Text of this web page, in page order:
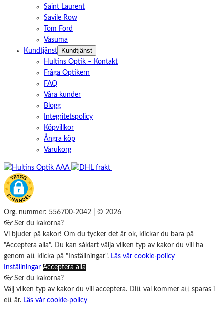
Saint Laurent
Savile Row
Tom Ford
Vasuma
Kundtjänst
Kundtjänst
Hultins Optik – Kontakt
Fråga Optikern
FAQ
Våra kunder
Blogg
Integritetspolicy
Köpvillkor
Ångra köp
Varukorg
Org. nummer: 556700-2042 | © 2026
👓 Ser du kakorna?
Vi bjuder på kakor! Om du tycker det är ok, klickar du bara på
"Acceptera alla". Du kan såklart välja vilken typ av kakor du vill ha
genom att klicka på "Inställningar". Läs vår cookie-policy
Inställningar Acceptera alla
👓 Ser du kakorna?
Välj vilken typ av kakor du vill acceptera. Ditt val kommer att sparas i
ett år. Läs vår cookie-policy